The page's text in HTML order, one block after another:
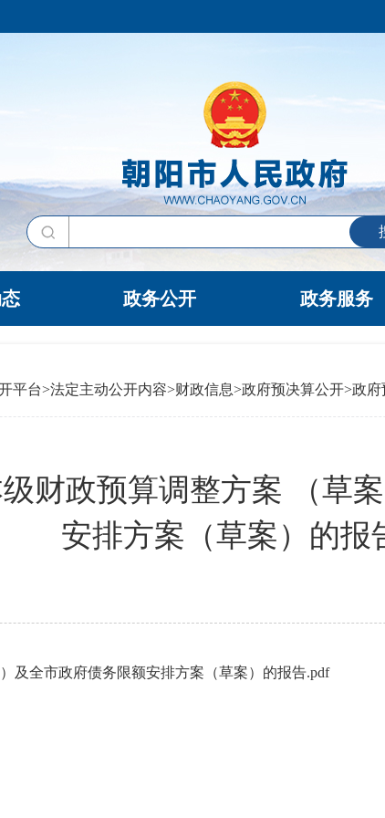
政务公开 政务服务
平台>法定主动公开内容>财政信息>政府预决算公开>政府
财政预算调整方案 （草
安排方案（草案）的报
及全市政府债务限额安排方案（草案）的报告.pdf